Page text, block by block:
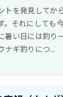
トを発見してか
それにしても
暑い日には釣り
ナギ釣りにつ...